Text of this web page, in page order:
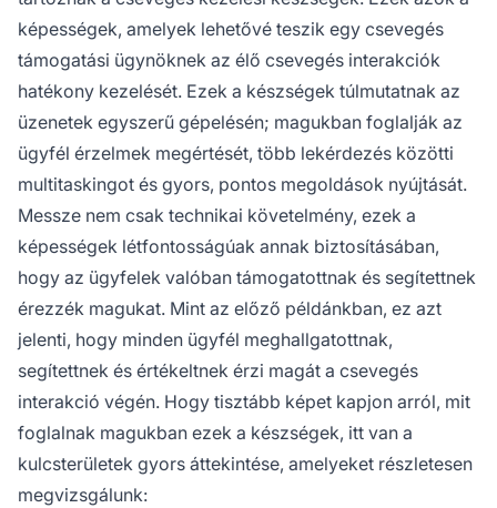
képességek, amelyek lehetővé teszik egy csevegés
támogatási ügynöknek az élő csevegés interakciók
hatékony kezelését. Ezek a készségek túlmutatnak az
üzenetek egyszerű gépelésén; magukban foglalják az
ügyfél érzelmek megértését, több lekérdezés közötti
multitaskingot és gyors, pontos megoldások nyújtását.
Messze nem csak technikai követelmény, ezek a
képességek létfontosságúak annak biztosításában,
hogy az ügyfelek valóban támogatottnak és segítettnek
érezzék magukat. Mint az előző példánkban, ez azt
jelenti, hogy minden ügyfél meghallgatottnak,
segítettnek és értékeltnek érzi magát a csevegés
interakció végén. Hogy tisztább képet kapjon arról, mit
foglalnak magukban ezek a készségek, itt van a
kulcsterületek gyors áttekintése, amelyeket részletesen
megvizsgálunk: